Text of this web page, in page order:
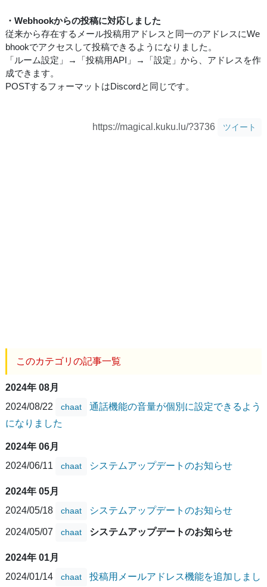
・Webhookからの投稿に対応しました
従来から存在するメール投稿用アドレスと同一のアドレスにWe
bhookでアクセスして投稿できるようになりました。
「ルーム設定」→「投稿用API」→「設定」から、アドレスを作
成できます。
POSTするフォーマットはDiscordと同じです。
https://magical.kuku.lu/?3736 ツイート
このカテゴリの記事一覧
2024年 08月
2024/08/22
chaat
通話機能の音量が個別に設定できるよう
になりました
2024年 06月
2024/06/11
chaat システムアップデートのお知らせ
2024年 05月
2024/05/18
chaat システムアップデートのお知らせ
2024/05/07 chaat システムアップデートのお知らせ
2024年 01月
2024/01/14
chaat
投稿用メールアドレス機能を追加しまし